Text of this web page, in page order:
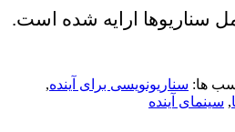
سناریوها ارایه شده است.
ها: سناریونویسی برای آینده,
, سینمای آینده